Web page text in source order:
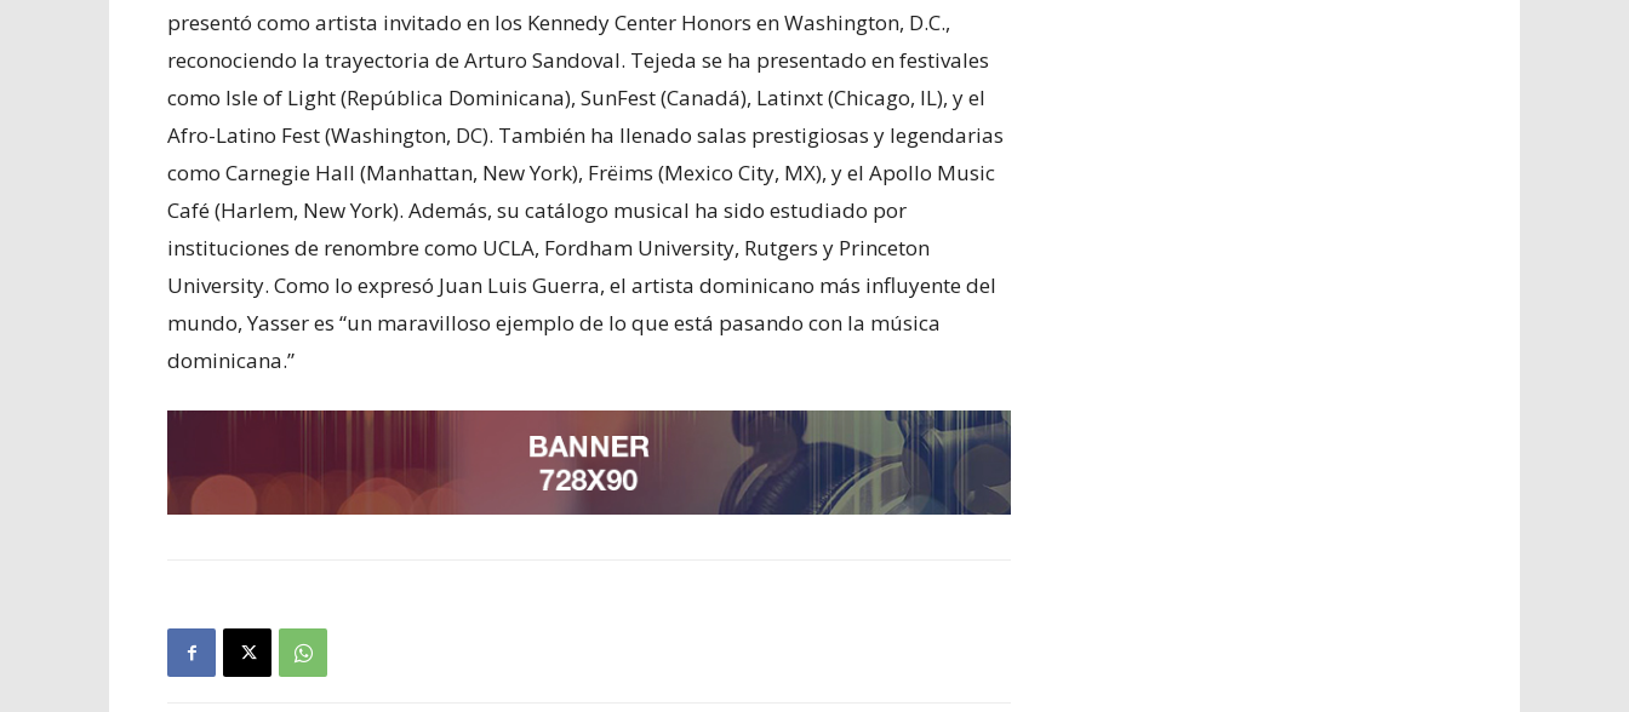
presentó como artista invitado en los Kennedy Center Honors en Washington, D.C.,
reconociendo la trayectoria de Arturo Sandoval. Tejeda se ha presentado en festivales
como Isle of Light (República Dominicana), SunFest (Canadá), Latinxt (Chicago, IL), y el
Afro-Latino Fest (Washington, DC). También ha llenado salas prestigiosas y legendarias
como Carnegie Hall (Manhattan, New York), Frëims (Mexico City, MX), y el Apollo Music
Café (Harlem, New York). Además, su catálogo musical ha sido estudiado por
instituciones de renombre como UCLA, Fordham University, Rutgers y Princeton
University. Como lo expresó Juan Luis Guerra, el artista dominicano más influyente del
mundo, Yasser es “un maravilloso ejemplo de lo que está pasando con la música
dominicana.”